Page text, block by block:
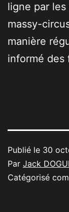
ligne par
massy-
manière
informé des
Publié le 30
Par Jack
Catégorisé